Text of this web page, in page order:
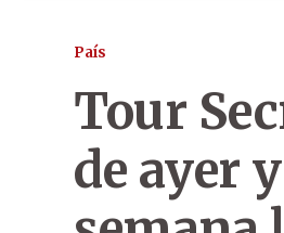
País
Tour
de ayer